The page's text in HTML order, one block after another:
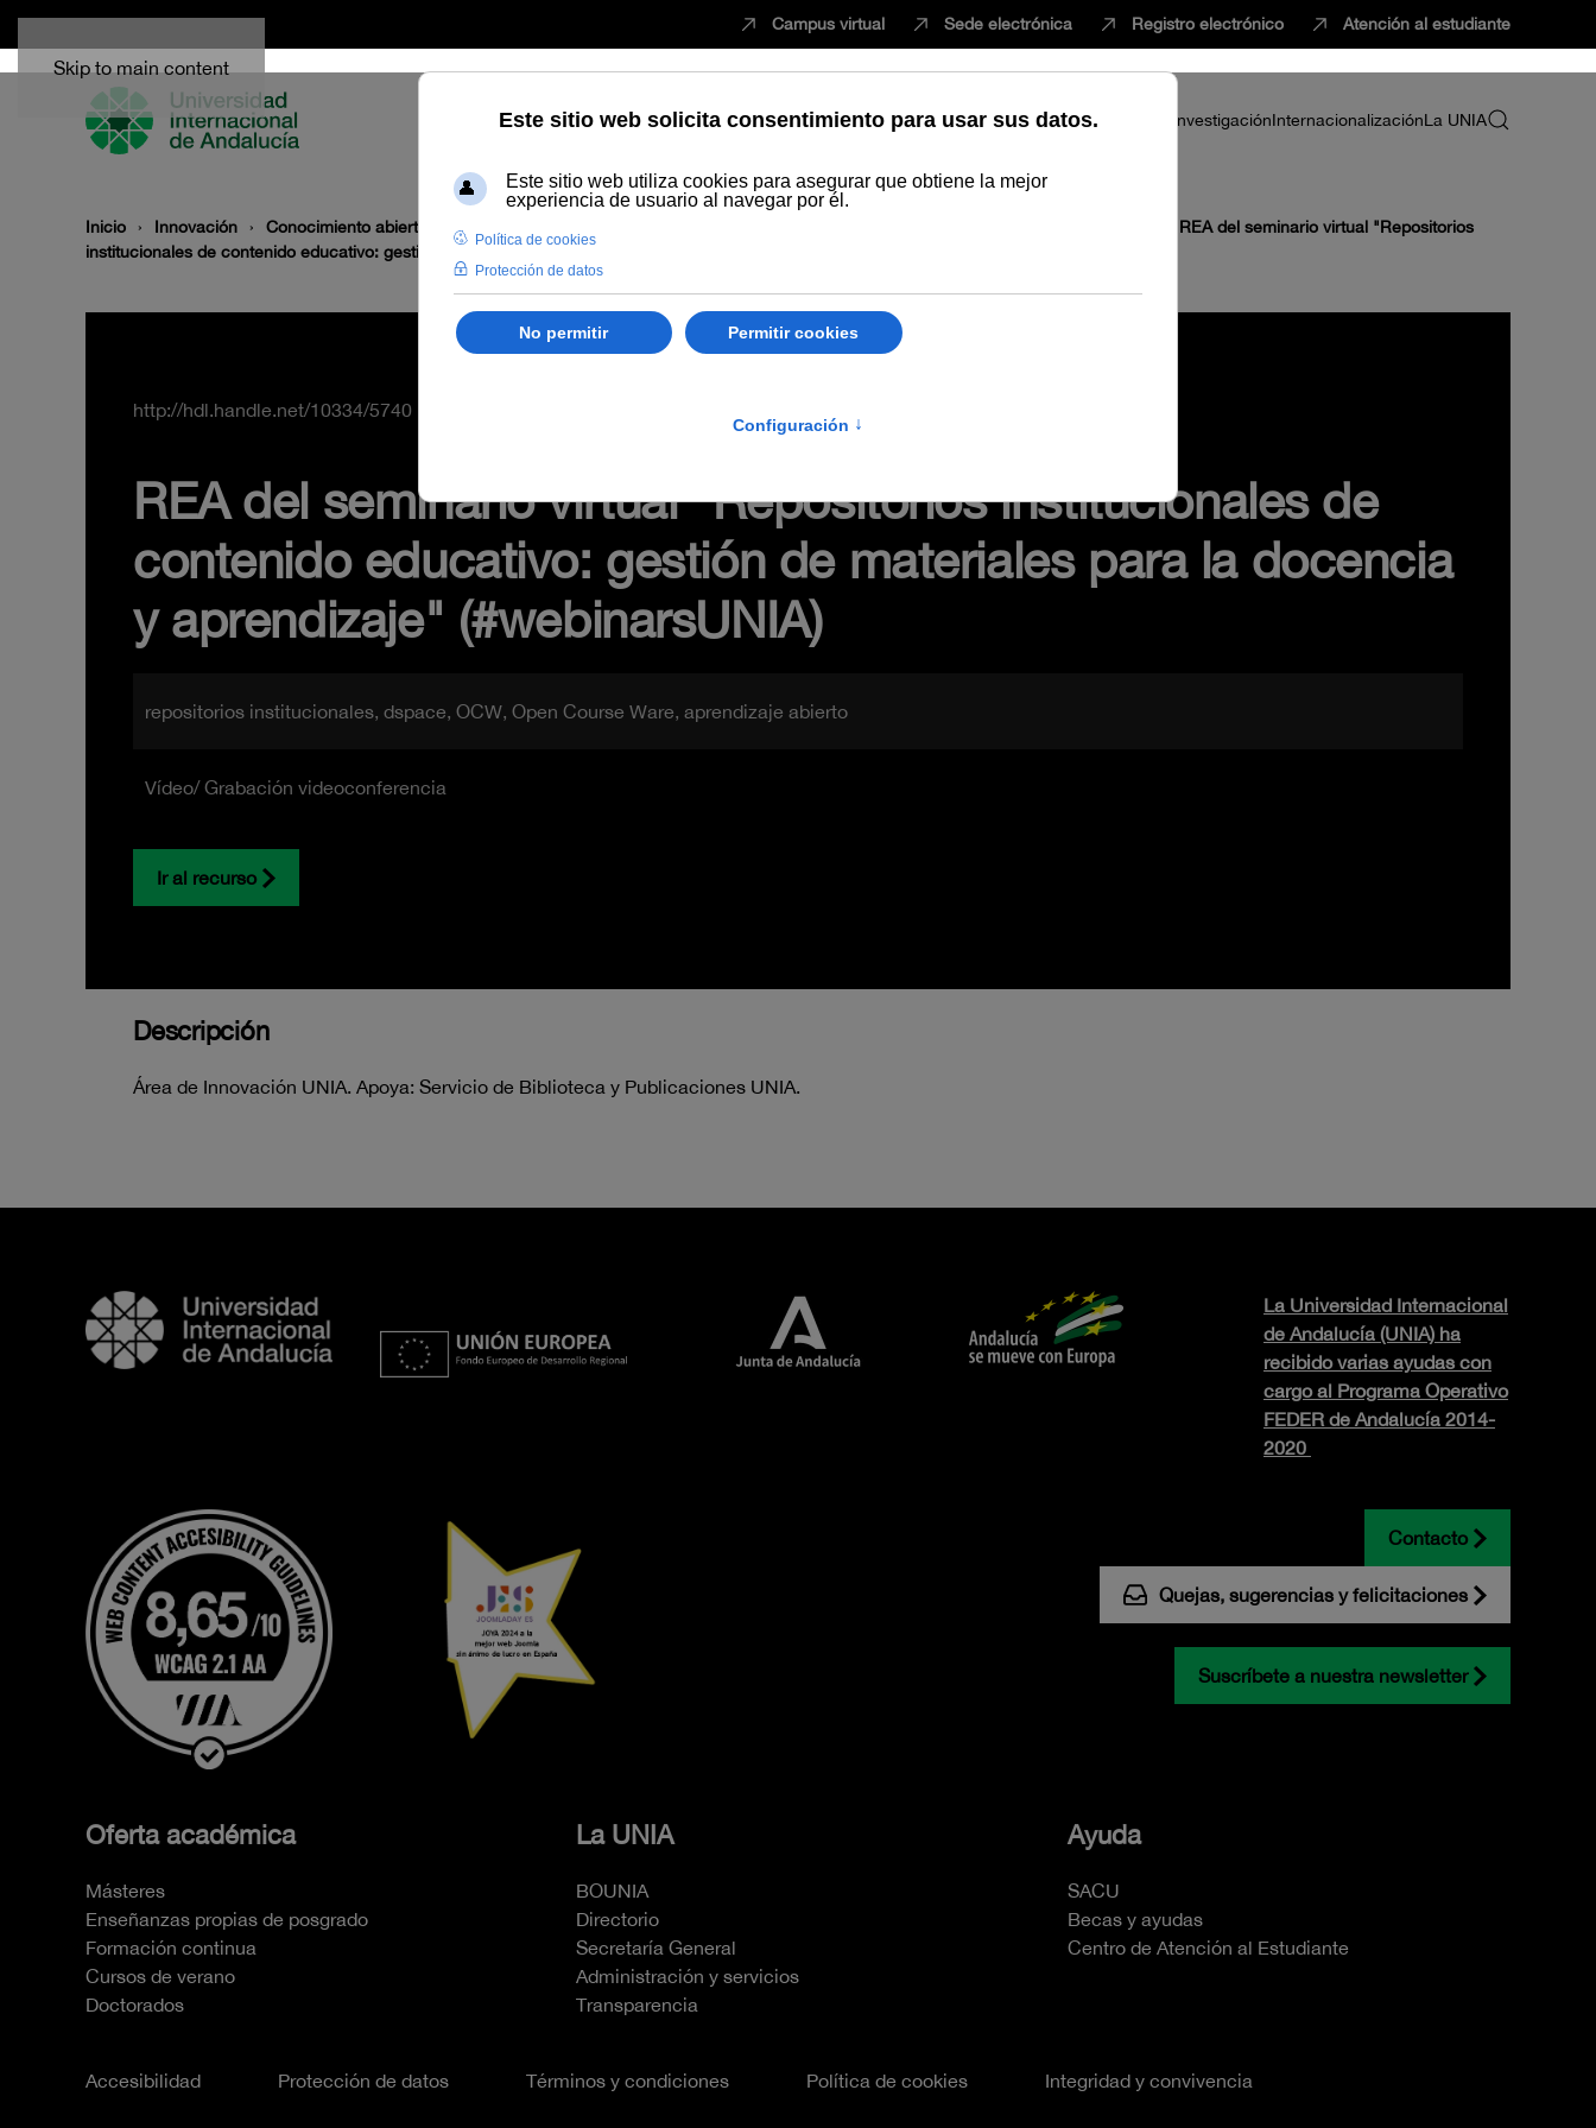
Skip to main content
Campus virtual Sede electrónica Registro electrónico Atención al estudiante
EstudiarInnovaciónVida universitariaProfesorado InvestigaciónInternacionalizaciónLa UNIA
Inicio Innovación Conocimiento abierto y difusión
REA del seminario virtual "Repositorios
institucionales de contenido educativo: gestión de materiales para la docencia y aprendizaje" (#webinarsUNIA)
http://hdl.handle.net/10334/5740
REA del seminario virtual "Repositorios institucionales de
contenido educativo: gestión de materiales para la docencia
y aprendizaje" (#webinarsUNIA)
repositorios institucionales, dspace, OCW, Open Course Ware, aprendizaje abierto
Vídeo/ Grabación videoconferencia
Ir al recurso
Descripción
Área de Innovación UNIA. Apoya: Servicio de Biblioteca y Publicaciones UNIA.
La Universidad Internacional
de Andalucía (UNIA) ha
recibido varias ayudas con
cargo al Programa Operativo
FEDER de Andalucía 2014-
2020
Contacto
Quejas, sugerencias y felicitaciones
Suscríbete a nuestra newsletter
Oferta académica
Másteres
Enseñanzas propias de posgrado
Formación continua
Cursos de verano
Doctorados
La UNIA
BOUNIA
Directorio
Secretaría General
Administración y servicios
Transparencia
Ayuda
SACU
Becas y ayudas
Centro de Atención al Estudiante
Accesibilidad Protección de datos Términos y condiciones Política de cookies Integridad y convivencia